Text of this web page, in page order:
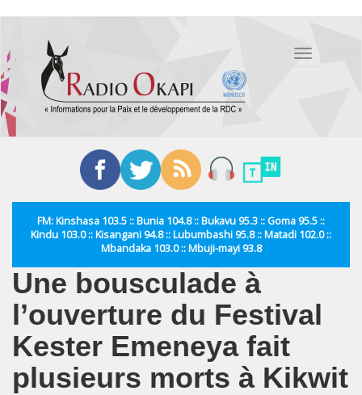
contenu
principal
Toggle
FM: Kinshasa 103.5 :: Bunia 104.8 :: Bukavu 95.3 :: Goma 95.5 ::
Kindu 103.0 :: Kisangani 94.8 :: Lubumbashi 95.8 :: Matadi 102.0 ::
Mbandaka 103.0 :: Mbuji-mayi 93.8
Une bousculade à
l’ouverture du Festival
Kester Emeneya fait
plusieurs morts à Kikwit